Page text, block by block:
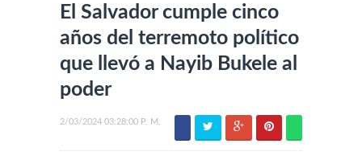
El Salvador cumple cinco
años del terremoto político
que llevó a Nayib Bukele al
poder
2/03/2024 03:28:00 P. M.